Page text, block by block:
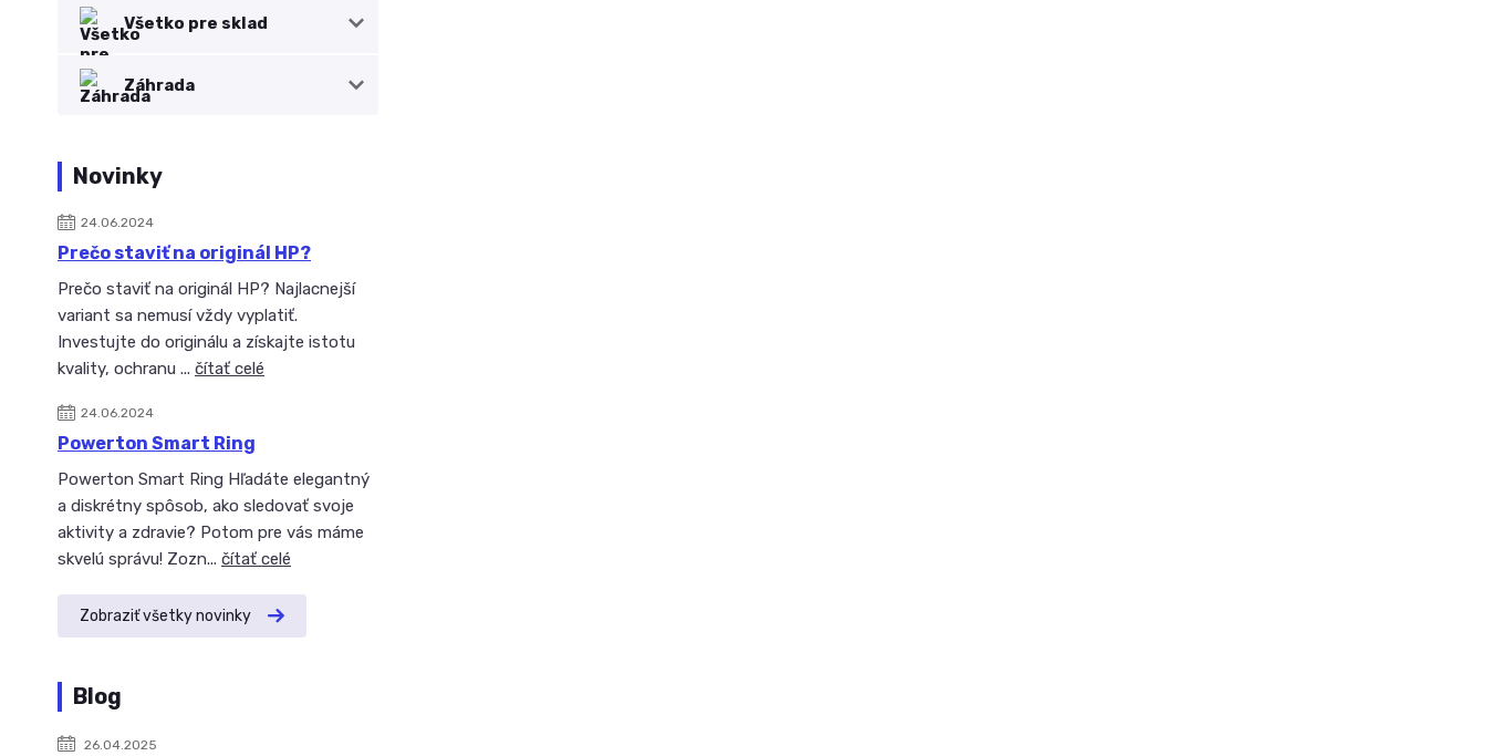
Všetko pre sklad
Záhrada
Novinky
24.06.2024
Prečo staviť na originál HP?
Prečo staviť na originál HP? Najlacnejší
variant sa nemusí vždy vyplatiť.
Investujte do originálu a získajte istotu
kvality, ochranu ... čítať celé
24.06.2024
Powerton Smart Ring
Powerton Smart Ring Hľadáte elegantný
a diskrétny spôsob, ako sledovať svoje
aktivity a zdravie? Potom pre vás máme
skvelú správu! Zozn... čítať celé
Zobraziť všetky novinky
Blog
26.04.2025